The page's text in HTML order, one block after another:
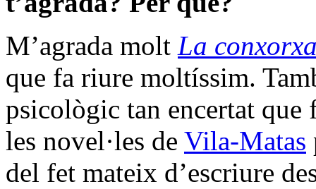
M’agrada molt La
que fa riure moltíssim.
psicològic tan encertat que
les novel·les de Vila-Matas
del fet mateix d’escriure